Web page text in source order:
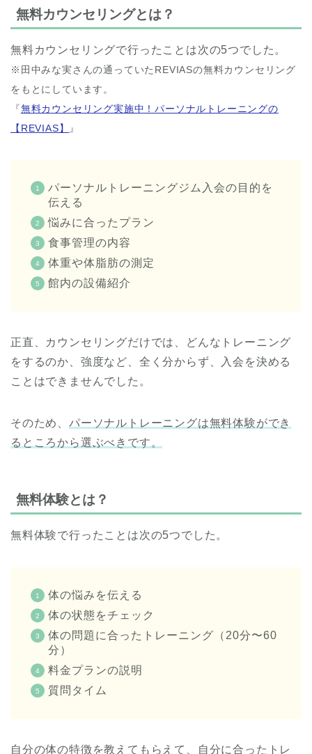
無料カウンセリングとは？
無料カウンセリングで行ったことは次の5つでした。
※田中みな実さんの通っていたREVIASの無料カウンセリング
をもとにしています。
『無料カウンセリング実施中！パーソナルトレーニングの
【REVIAS】
』
パーソナルトレーニングジム入会の目的を
伝える
悩みに合ったプラン
食事管理の内容
体重や体脂肪の測定
館内の設備紹介
正直、カウンセリングだけでは、どんなトレーニング
をするのか、強度など、全く分からず、入会を決める
ことはできませんでした。
そのため、 パーソナルトレーニングは無料体験ができ
るところから選ぶべきです。
無料体験とは？
無料体験で行ったことは次の5つでした。
体の悩みを伝える
体の状態をチェック
体の問題に合ったトレーニング（20分〜60
分）
料金プランの説明
質問タイム
自分の体の特徴を教えてもらえて、自分に合ったトレ